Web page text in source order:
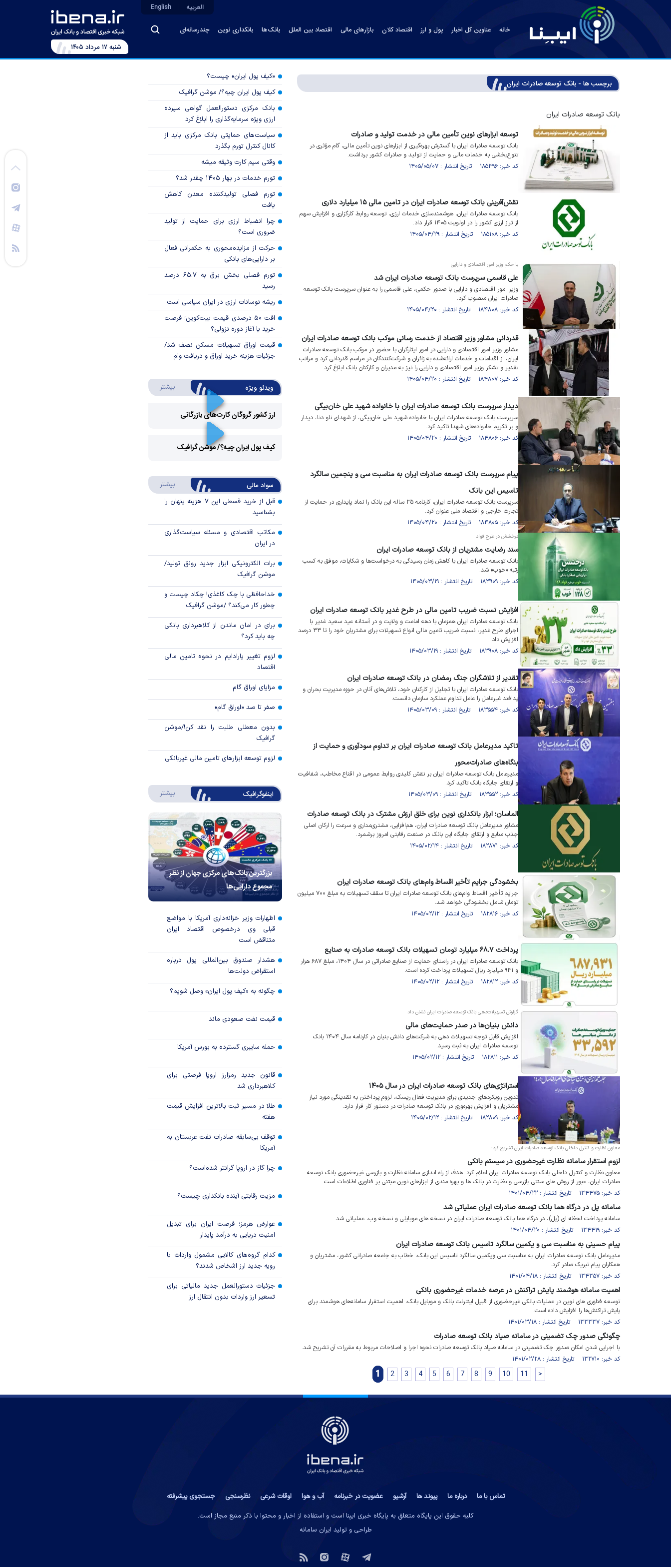
خانه عناوین کل اخبار پول و ارز اقتصاد کلان بازارهای مالی اقتصاد بین الملل بانک‌ها بانکداری نوین چندرسانه‌ای
العربیه English
شنبه ۱۷ مرداد ۱۴۰۵
برچسب ها - بانک توسعه صادرات ایران
بانک توسعه صادرات ایران
توسعه ابزارهای نوین تأمین مالی در خدمت تولید و صادرات
بانک توسعه صادرات ایران با گسترش بهره‌گیری از ابزارهای نوین تأمین مالی، گام مؤثری در
تنوع‌بخشی به خدمات مالی و حمایت از تولید و صادرات کشور برداشت.
کد خبر: ۱۸۵۳۹۶ تاریخ انتشار : ۱۴۰۵/۰۵/۰۷
نقش‌آفرینی بانک توسعه صادرات ایران در تامین مالی ۱۵ میلیارد دلاری
بانک توسعه صادرات ایران، هوشمندسازی خدمات ارزی، توسعه روابط کارگزاری و افزایش سهم
از تراز ارزی کشور را در اولویت ۱۴۰۵ قرار داد.
کد خبر: ۱۸۵۱۰۸ تاریخ انتشار : ۱۴۰۵/۰۴/۲۹
با حکم وزیر امور اقتصادی و دارایی
علی قاسمی سرپرست بانک توسعه صادرات ایران شد
وزیر امور اقتصادی و دارایی با صدور حکمی، علی قاسمی را به عنوان سرپرست بانک توسعه
صادرات ایران منصوب کرد.
کد خبر: ۱۸۴۸۰۸ تاریخ انتشار : ۱۴۰۵/۰۴/۲۰
قدردانی مشاور وزیر اقتصاد از خدمت رسانی موکب بانک توسعه صادرات ایران
مشاور وزیر امور اقتصادی و دارایی در امور ایثارگران با حضور در موکب بانک توسعه صادرات
ایران، از اقدامات و خدمات ارائه‌شده به زائران و شرکت‌کنندگان در مراسم قدردانی کرد و مراتب
تقدیر و تشکر وزیر امور اقتصادی و دارایی را نیز به مدیران و کارکنان بانک ابلاغ کرد.
کد خبر: ۱۸۴۸۰۷ تاریخ انتشار : ۱۴۰۵/۰۴/۲۰
دیدار سرپرست بانک توسعه صادرات ایران با خانواده شهید علی خان‌بیگی
سرپرست بانک توسعه صادرات ایران با خانواده شهید علی خان‌بیگی، از شهدای ناو دنا، دیدار
و بر تکریم خانواده‌های شهدا تاکید کرد.
کد خبر: ۱۸۴۸۰۶ تاریخ انتشار : ۱۴۰۵/۰۴/۲۰
پیام سرپرست بانک توسعه صادرات ایران به مناسبت سی و پنجمین سالگرد
تاسیس این بانک
سرپرست بانک توسعه صادرات ایران، کارنامه ۳۵ ساله این بانک را نماد پایداری در حمایت از
تجارت خارجی و اقتصاد ملی عنوان کرد.
کد خبر: ۱۸۴۸۰۵ تاریخ انتشار : ۱۴۰۵/۰۴/۲۰
درخشش در طرح فواد
سند رضایت مشتریان از بانک توسعه صادرات ایران
بانک توسعه صادرات ایران با کاهش زمان رسیدگی به درخواست‌ها و شکایات، موفق به کسب
رتبه «خوب» شد.
کد خبر: ۱۸۳۹۰۹ تاریخ انتشار : ۱۴۰۵/۰۳/۱۹
افزایش نسبت ضریب تامین مالی در طرح غدیر بانک توسعه صادرات ایران
بانک توسعه صادرات ایران همزمان با دهه امامت و ولایت و در آستانه عید سعید غدیر با
اجرای طرح غدیر، نسبت ضریب تامین مالی انواع تسهیلات برای مشتریان خود را تا ۳۳ درصد
افزایش داد.
کد خبر: ۱۸۳۹۰۸ تاریخ انتشار : ۱۴۰۵/۰۳/۱۹
تقدیر از تلاشگران جنگ رمضان در بانک توسعه صادرات ایران
بانک توسعه صادرات ایران با تجلیل از کارکنان خود، تلاش‌های آنان در حوزه مدیریت بحران و
پدافند غیرعامل را عامل تداوم عملکرد سازمان دانست.
کد خبر: ۱۸۳۵۵۴ تاریخ انتشار : ۱۴۰۵/۰۳/۰۹
تاکید مدیرعامل بانک توسعه صادرات ایران بر تداوم سودآوری و حمایت از
بنگاه‌های صادرات‌محور
مدیرعامل بانک توسعه صادرات ایران بر نقش کلیدی روابط عمومی در اقناع مخاطب، شفافیت
و ارتقای جایگاه بانک تاکید کرد.
کد خبر: ۱۸۳۵۵۲ تاریخ انتشار : ۱۴۰۵/۰۳/۰۹
الماسان؛ ابزار بانکداری نوین برای خلق ارزش مشترک در بانک توسعه صادرات
مشاور مدیرعامل بانک توسعه صادرات ایران، هم‌افزایی، مشتری‌مداری و سرعت را ارکان اصلی
جذب منابع و ارتقای جایگاه این بانک در صنعت رقابتی امروز برشمرد.
کد خبر: ۱۸۲۸۷۱ تاریخ انتشار : ۱۴۰۵/۰۲/۱۴
بخشودگی جرایم تأخیر اقساط وام‌های بانک توسعه صادرات ایران
جرایم تأخیر اقساط وام‌های بانک توسعه صادرات ایران تا سقف تسهیلات به مبلغ ۷۰۰ میلیون
تومان شامل بخشودگی خواهد شد.
کد خبر: ۱۸۲۸۱۶ تاریخ انتشار : ۱۴۰۵/۰۲/۱۲
پرداخت ۶۸.۷ میلیارد تومان تسهیلات بانک توسعه صادرات به صنایع
بانک توسعه صادرات ایران در راستای حمایت از صنایع صادراتی در سال ۱۴۰۴، مبلغ ۶۸۷ هزار
و ۹۳۱ میلیارد ریال تسهیلات پرداخت کرده است.
کد خبر: ۱۸۲۸۱۲ تاریخ انتشار : ۱۴۰۵/۰۲/۱۲
گزارش تسهیلات‌دهی بانک توسعه صادرات ایران نشان داد
دانش بنیان‌ها در صدر حمایت‌های مالی
افزایش قابل توجه تسهیلات دهی به شرکت‌های دانش بنیان در کارنامه سال ۱۴۰۴ بانک
توسعه صادرات ایران به ثبت رسید.
کد خبر: ۱۸۲۸۱۱ تاریخ انتشار : ۱۴۰۵/۰۲/۱۲
استراتژی‌های بانک توسعه صادرات ایران در سال ۱۴۰۵
تدوین رویکرد‌های جدیدی برای مدیریت فعال ریسک، لزوم پرداختن به نقدینگی مورد نیاز
مشتریان و افزایش بهره‌وری در بانک توسعه صادرات در دستور کار قرار دارد.
کد خبر: ۱۸۲۸۰۹ تاریخ انتشار : ۱۴۰۵/۰۲/۱۲
معاون نظارت و کنترل داخلی بانک توسعه صادرات ایران تشریح کرد:
لزوم استقرار سامانه نظارت غیرحضوری در سیستم بانکی
معاون نظارت و کنترل داخلی بانک توسعه صادرات ایران اعلام کرد: هدف از راه اندازی سامانه نظارت و بازرسی غیرحضوری بانک توسعه
صادرات ایران، عبور از روش های سنتی بازرسی و نظارت در بانک ها و بهره مندی از ابزارهای نوین مبتنی بر فناوری اطلاعات است.
کد خبر: ۱۳۴۴۷۵ تاریخ انتشار : ۱۴۰۱/۰۴/۲۲
سامانه پل در درگاه هما بانک توسعه صادرات ایران عملیاتی شد
سامانه پرداخت لحظه ای (پل)، در درگاه هما بانک توسعه صادرات ایران در نسخه های موبایلی و نسخه وب، عملیاتی شد.
کد خبر: ۱۳۴۴۱۹ تاریخ انتشار : ۱۴۰۱/۰۴/۲۰
پیام حسینی به مناسبت سی و یکمین سالگرد تاسیس بانک توسعه صادرات ایران
مدیرعامل بانک توسعه صادرات ایران به مناسبت سی ویکمین سالگرد تاسیس این بانک، خطاب به جامعه صادراتی کشور، مشتریان و
همکاران پیام تبریک صادر کرد.
کد خبر: ۱۳۴۳۵۷ تاریخ انتشار : ۱۴۰۱/۰۴/۱۸
اهمیت سامانه هوشمند پایش تراکنش در عرصه خدمات غیرحضوری بانکی
توسعه فناوری های نوین در عملیات بانکی غیرحضوری از قبیل اینترنت بانک و موبایل بانک، اهمیت استقرار سامانه‌های هوشمند برای
پایش تراکنش‌ها را افزایش داده است.
کد خبر: ۱۳۳۳۳۷ تاریخ انتشار : ۱۴۰۱/۰۳/۱۸
چگونگی صدور چک تضمینی در سامانه صیاد بانک توسعه صادرات
با اجرایی شدن امکان صدور چک تضمینی در سامانه صیاد بانک توسعه صادرات نحوه اجرا و اصلاحات مربوط به مقررات آن تشریح شد.
کد خبر: ۱۳۲۷۱۰ تاریخ انتشار : ۱۴۰۱/۰۲/۲۸
1 2 3 4 5 6 7 8 9 10 11 >
«کیف پول ایران» چیست؟
کیف پول ایران چیه؟/ موشن گرافیک
بانک مرکزی دستورالعمل گواهی سپرده
ارزی ویژه سرمایه‌گذاری را ابلاغ کرد
سیاست‌های حمایتی بانک مرکزی باید از
کانال کنترل تورم بگذرد
وقتی سیم کارت وثیقه میشه
تورم خدمات در بهار ۱۴۰۵ چقدر شد؟
تورم فصلی تولیدکننده معدن کاهش
یافت
چرا انضباط ارزی برای حمایت از تولید
ضروری است؟
حرکت از مزایده‌محوری به حکمرانی فعال
بر دارایی‌های بانکی
تورم فصلی بخش برق به ۶۵.۷ درصد
رسید
ریشه نوسانات ارزی در ایران سیاسی است
افت ۵۰ درصدی قیمت بیت‌کوین؛ فرصت
خرید یا آغاز دوره نزولی؟
قیمت اوراق تسهیلات مسکن نصف شد/
جزئیات هزینه خرید اوراق و دریافت وام
ویدئو ویژه بیشتر درباره ویدئو ویژه
ارز کشور گروگان کارت‌های بازرگانی
Video
کیف پول ایران چیه؟/ موشن گرافیک
سواد مالی بیشتر درباره سواد مالی
قبل از خرید قسطی این ۷ هزینه پنهان را
بشناسید
مکاتب اقتصادی و مسئله سیاست‌گذاری
در ایران
برات الکترونیکی ابزار جدید رونق تولید/
موشن گرافیک
خداحافظی با چک کاغذی! چکاد چیست و
چطور کار می‌کند؟ /موشن گرافیک
برای در امان ماندن از کلاهبرداری بانکی
چه باید کرد؟
لزوم تغییر پارادایم در نحوه تامین مالی
اقتصاد
مزایای اوراق گام
صفر تا صد «اوراق گام»
بدون معطلی طلبت را نقد کن!/موشن
گرافیک
لزوم توسعه ابزارهای تامین مالی غیربانکی
اینفوگرافیک بیشتر درباره اینفوگرافیک
بزرگترین بانک‌های مرکزی جهان از نظر
مجموع دارایی‌ها
اظهارات وزیر خزانه‌داری آمریکا با مواضع
قبلی وی درخصوص اقتصاد ایران
متناقض است
هشدار صندوق بین‌المللی پول درباره
استقراض دولت‌ها
چگونه به «کیف پول ایران» وصل شویم؟
قیمت نفت صعودی ماند
حمله سایبری گسترده به بورس آمریکا
قانون جدید رمزارز اروپا فرصتی برای
کلاهبرداری شد
طلا در مسیر ثبت بالاترین افزایش قیمت
هفته
توقف بی‌سابقه صادرات نفت عربستان به
آمریکا
چرا گاز در اروپا گرانتر شده‌است؟
مزیت رقابتی آینده بانکداری چیست؟
عوارض هرمز؛ فرصت ایران برای تبدیل
امنیت دریایی به درآمد پایدار
کدام گروه‌های کالایی مشمول واردات با
رویه جدید ارز اشخاص شدند؟
جزئیات دستورالعمل جدید مالیاتی برای
تسعیر ارز واردات بدون انتقال ارز
تماس با ما درباره ما پیوند ها آرشیو عضویت در خبرنامه آب و هوا اوقات شرعی نظرسنجی
جستجوی پیشرفته
کلیه حقوق این پایگاه متعلق به پایگاه خبری ایبِنا است و استفاده از اخبار و محتوا با ذکر منبع مجاز است.
طراحی و تولید ایران سامانه